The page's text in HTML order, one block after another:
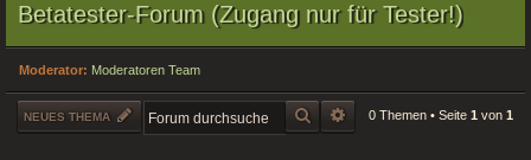
Betatester-Forum (Zugang nur für Tester!)
Moderator: Moderatoren Team
NEUES THEMA SUCHE ERWEITERTE SUCHE
0 Themen • Seite 1 von 1